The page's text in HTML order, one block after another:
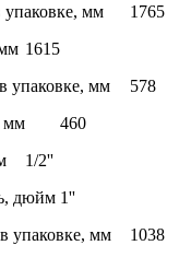
мм
1765
1615
упаковке, мм
578
мм
460
1/2''
дюйм 1''
упаковке, мм
1038